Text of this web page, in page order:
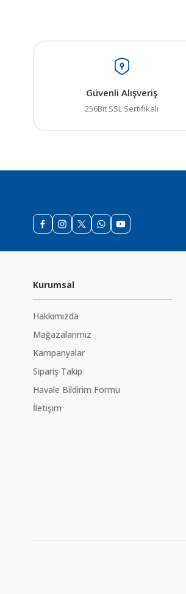
Güvenli Alışveriş
256Bit SSL Sertifikalı
Kurumsal
Hakkımızda
Mağazalarımız
Kampanyalar
Sipariş Takip
Havale Bildirim Formu
İletişim